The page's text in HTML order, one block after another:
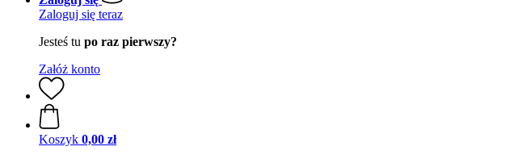
Zaloguj się teraz
Jesteś tu po raz pierwszy?
Załóż konto
Koszyk 0,00 zł